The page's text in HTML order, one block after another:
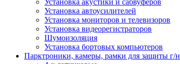
Установка автоусилителей
Установка мониторов и телевизоров
Установка видеорегистраторов
Шумоизоляция
Установка бортовых компьютеров
Парктроники, камеры, рамки для защиты г/н